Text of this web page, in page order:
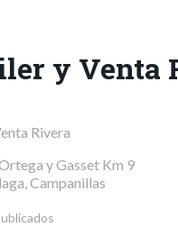
y Venta
Rivera
y Gasset Km 9
Campanillas